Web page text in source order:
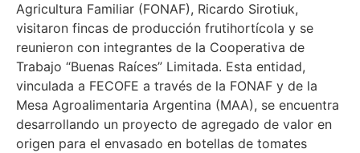
Agricultura Familiar (FONAF), Ricardo Sirotiuk,
visitaron fincas de producción frutihortícola y se
reunieron con integrantes de la Cooperativa de
Trabajo “Buenas Raíces” Limitada. Esta entidad,
vinculada a FECOFE a través de la FONAF y de la
Mesa Agroalimentaria Argentina (MAA), se encuentra
desarrollando un proyecto de agregado de valor en
origen para el envasado en botellas de tomates